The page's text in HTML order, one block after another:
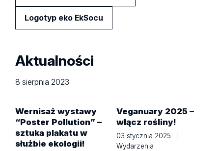
Logotyp eko EkSocu
Aktualności
8 sierpnia 2023
Wernisaż wystawy
“Poster Pollution” –
sztuka plakatu w
służbie ekologii!
Veganuary 2025 –
włącz rośliny!
03 stycznia 2025
Wydarzenia